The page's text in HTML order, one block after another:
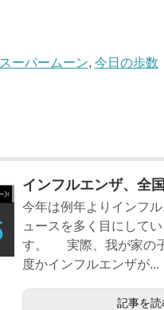
スーパームーン, 今日の歩数
インフルエンザ、全
今年は例年よりインフ
ュースを多く目にして
す。 実際、我が家の
度かインフルエンザが...
記事を読